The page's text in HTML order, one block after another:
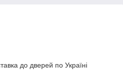
до дверей по Україні